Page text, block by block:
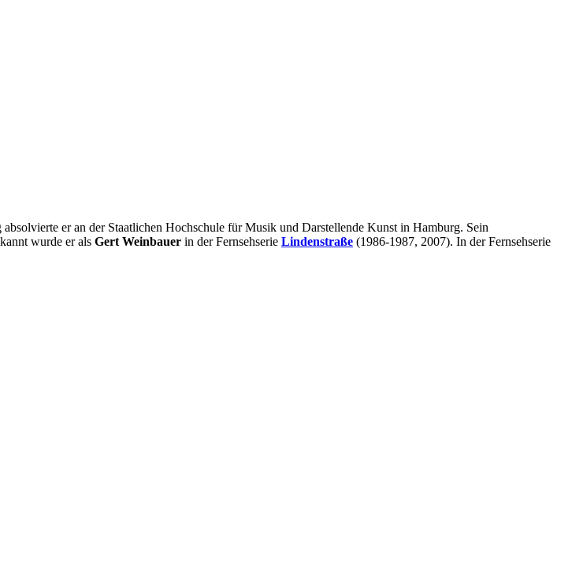
er an der Staatlichen Hochschule für Musik und Darstellende Kunst in Hamburg. Sein
wurde er als Gert Weinbauer in der Fernsehserie Lindenstraße (1986-1987, 2007). In der Fernsehserie